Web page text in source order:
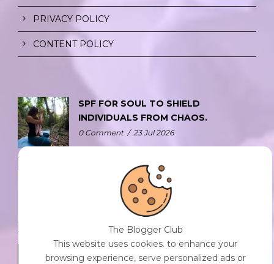
PRIVACY POLICY
CONTENT POLICY
SPF FOR SOUL TO SHIELD
INDIVIDUALS FROM CHAOS.
0 Comment / 23 Jul 2026
THE DOPAMINE DIET.
0 Comment / 23 Jul 2026
WHO AM I?
The Blogger Club
This website uses cookies. to enhance your
browsing experience, serve personalized ads or